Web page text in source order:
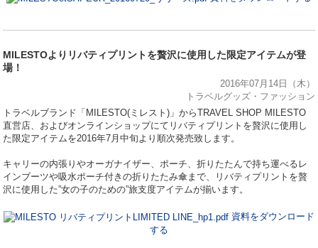
MILESTOよりリバティプリントを贅沢に使用した限定アイテムが登
場！
2016年07月14日（木）
トラベルグッズ・ファッション
トラベルブランド「MILESTO(ミレスト)」からTRAVEL SHOP MILESTO
直営店、およびオンラインショップにてリバティプリントを贅沢に使用し
た限定アイテムを2016年7月中旬より順次発売致します。
キャリーの内張りやオーガナイザー、ポーチ、折りたたんで持ち運べるレ
インブーツや吸水ポーチ付きの折りたたみ傘まで、リバティプリントを贅
沢に使用した”女の子のための”旅支度アイテムが揃います。
資料をダウンロード
する